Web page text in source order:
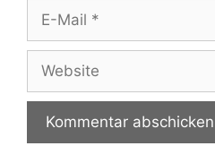
Website